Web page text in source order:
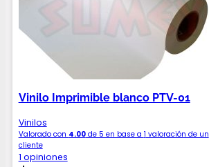
Vinilo Imprimible blanco PTV-01
Vinilos
Valorado con 4.00de 5 en base a 1 valoración de un
cliente
1 opiniones